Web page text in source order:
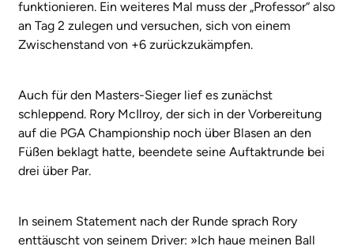
funktionieren. Ein weiteres Mal muss der „Professor“ also
an Tag 2 zulegen und versuchen, sich von einem
Zwischenstand von +6 zurückzukämpfen.
Auch für den Masters-Sieger lief es zunächst
schleppend. Rory McIlroy, der sich in der Vorbereitung
auf die PGA Championship noch über Blasen an den
Füßen beklagt hatte, beendete seine Auftaktrunde bei
drei über Par.
In seinem Statement nach der Runde sprach Rory
enttäuscht von seinem Driver: »Ich haue meinen Ball